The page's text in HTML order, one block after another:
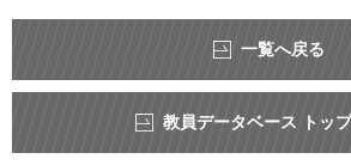
一覧へ戻る
教員データベース トッ